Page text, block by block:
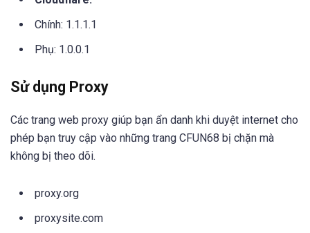
Chính: 1.1.1.1
Phụ: 1.0.0.1
Sử dụng Proxy
Các trang web proxy giúp bạn ẩn danh khi duyệt internet cho
phép bạn truy cập vào những trang CFUN68 bị chặn mà
không bị theo dõi.
proxy.org
proxysite.com